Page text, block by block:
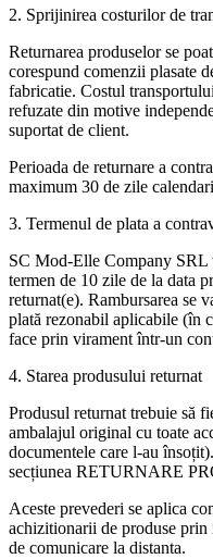
2. Sprijinirea costurilor de
Returnarea produselor se
corespund comenzii plasate
fabricatie. Costul
refuzate din motive
suportat de client.
Perioada de returnare a
maximum 30 de zile
3. Termenul de plata a
SC Mod-Elle Company SRL
termen de 10 zile de la data
returnat(e). Rambursarea se
plată rezonabil aplicabile (în
face prin virament într-un
4. Starea produsului returnat
Produsul returnat trebuie să
ambalajul original cu toate
documentele care l-au
secțiunea RETURNARE
Aceste prevederi se aplica
achizitionarii de produse
de comunicare la distanta.